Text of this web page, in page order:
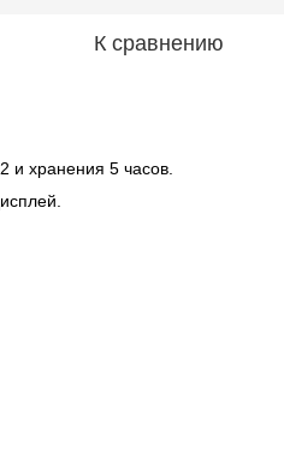
К сравнению
и хранения 5 часов.